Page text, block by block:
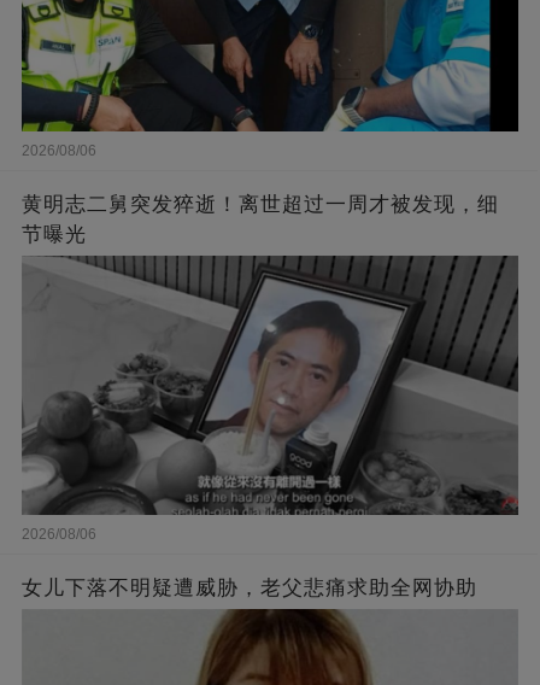
2026/08/06
黄明志二舅突发猝逝！离世超过一周才被发现，细
节曝光
2026/08/06
女儿下落不明疑遭威胁，老父悲痛求助全网协助